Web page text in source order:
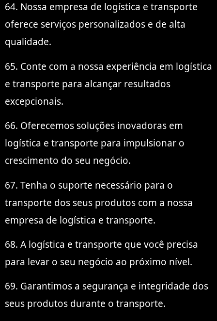
64. Nossa empresa de logística e transporte
oferece serviços personalizados e de alta
qualidade.
65. Conte com a nossa experiência em logística
e transporte para alcançar resultados
excepcionais.
66. Oferecemos soluções inovadoras em
logística e transporte para impulsionar o
crescimento do seu negócio.
67. Tenha o suporte necessário para o
transporte dos seus produtos com a nossa
empresa de logística e transporte.
68. A logística e transporte que você precisa
para levar o seu negócio ao próximo nível.
69. Garantimos a segurança e integridade dos
seus produtos durante o transporte.